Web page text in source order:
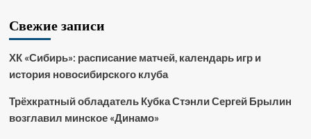
Свежие записи
ХК «Сибирь»: расписание матчей, календарь игр и
история новосибирского клуба
Трёхкратный обладатель Кубка Стэнли Сергей Брылин
возглавил минское «Динамо»